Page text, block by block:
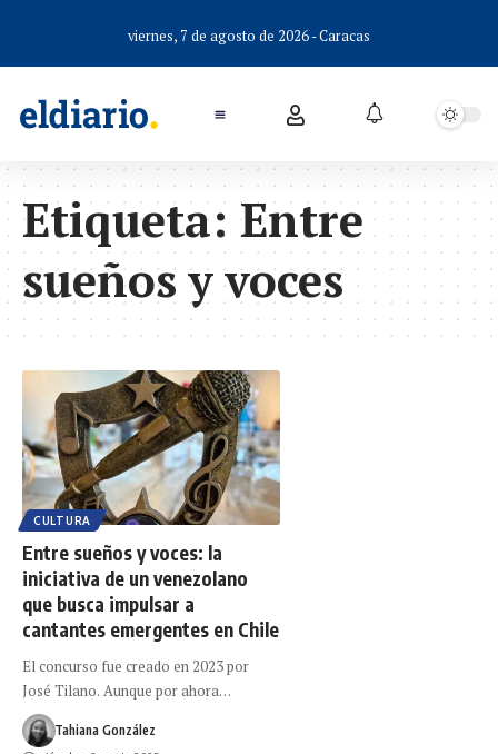
viernes, 7 de agosto de 2026 - Caracas
Etiqueta: Entre
sueños y voces
CULTURA
Entre sueños y voces: la
iniciativa de un venezolano
que busca impulsar a
cantantes emergentes en Chile
El concurso fue creado en 2023 por
José Tilano. Aunque por ahora…
Tahiana González